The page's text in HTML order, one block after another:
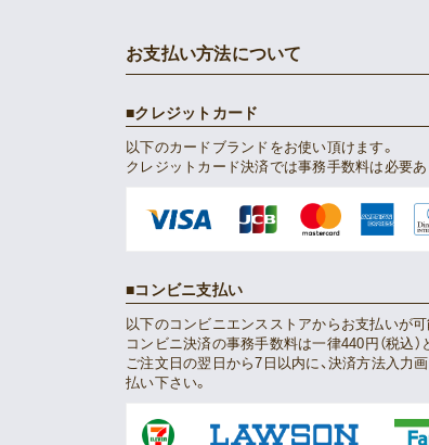
お支払い方法について
クレジットカード
以下のカードブランドをお使い頂けます。
クレジットカード決済では事務手数料は必要あ
コンビニ支払い
以下のコンビニエンスストアからお支払いが可
コンビニ決済の事務手数料は一律440円（税込）
ご注文日の翌日から7日以内に、決済方法入力
払い下さい。